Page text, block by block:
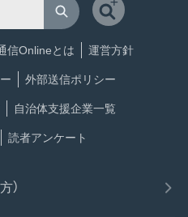
信Onlineとは 運営方針
外部送信ポリシー
自治体支援企業一覧
読者アンケート
）